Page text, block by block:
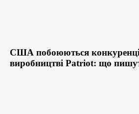
США побоюються
виробництві Patriot: що